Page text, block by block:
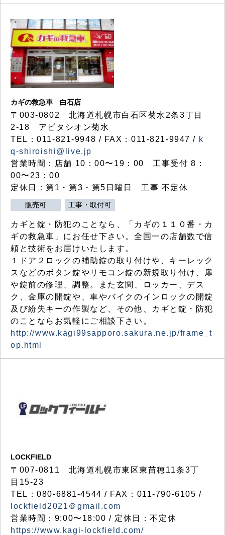
カギの救急車 白石店
〒003-0802 北海道札幌市白石区菊水2条3丁目
2-18 アビタシオン菊水
TEL：011-821-9948 / FAX：011-821-9947 / k
q-shiroishi@live.jp
営業時間：店舗 10：00〜19：00 工事受付 8：
00〜23：00
定休日：第1・第3・第5日曜日 工事 不定休
販売可 工事・取付可
カギと錠・防犯のことなら、「カギの１１０番・カ
ギの救急車」にお任せ下さい。全国一の店舗数で信
頼と技術をお届けいたします。
１ドア２ロックの補助錠の取り付けや、キーレック
スなどのボタン錠やリモコン錠の新規取り付け、扉
や錠前の修理、調整。また玄関、ロッカー、デス
ク、金庫の開錠や、車やバイクのインロックの開錠
及び紛失キーの作製など、その他、カギと錠・防犯
のことならお気軽にご相談下さい。
http://www.kagi99sapporo.sakura.ne.jp/frame_t
op.html
LOCKFIELD
〒007-0811 北海道札幌市東区東苗穂11条3丁
目15-23
TEL：080-6881-4544 / FAX：011-790-6105 /
lockfield2021＠gmail.com
営業時間：9:00〜18:00 / 定休日：不定休
https://www.kagi-lockfield.com/